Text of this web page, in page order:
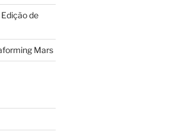
de
Mars